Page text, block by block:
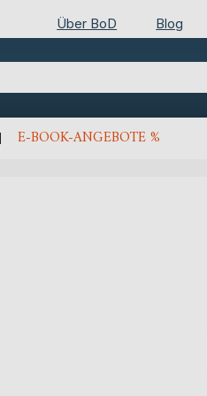
Über BoD Blog
E-BOOK-ANGEBOTE %